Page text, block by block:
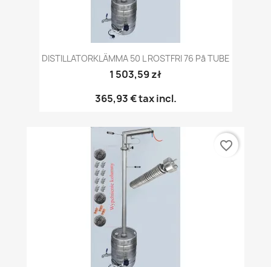
DISTILLATORKLÄMMA 50 L ROSTFRI 76 På TUBE
1 503,59 zł
365,93 €tax incl.
favorite_border